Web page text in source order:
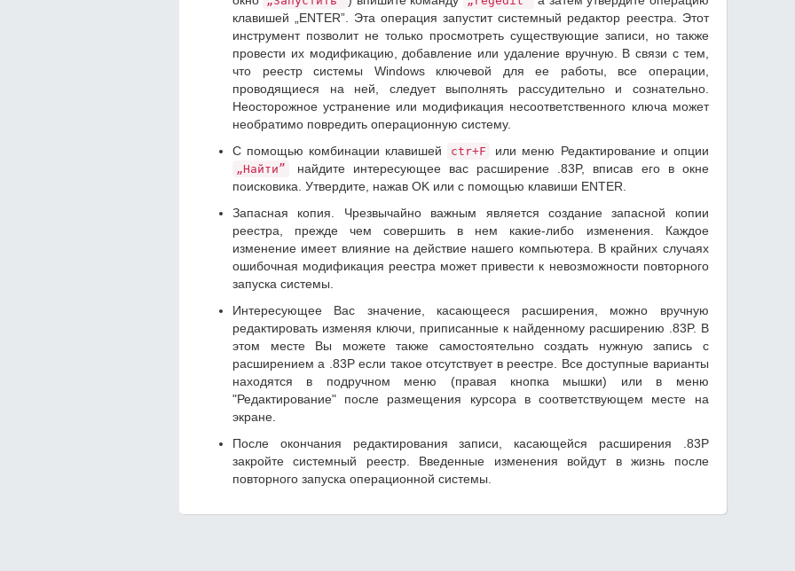
клавишей „ENTER”. Эта операция запустит системный редактор реестра. Этот
инструмент позволит не только просмотреть существующие записи, но также
провести их модификацию, добавление или удаление вручную. В связи с тем,
что реестр системы Windows ключевой для ее работы, все операции,
проводящиеся на ней, следует выполнять рассудительно и сознательно.
Неосторожное устранение или модификация несоответственного ключа может
необратимо повредить операционную систему.
С помощью комбинации клавишей
ctr+F или меню Редактирование и опции
„Найти”
найдите интересующее вас расширение .83P, вписав его в окне
поисковика. Утвердите, нажав OK или с помощью клавиши ENTER.
Запасная копия. Чрезвычайно важным является создание запасной копии
реестра, прежде чем совершить в нем какие-либо изменения. Каждое
изменение имеет влияние на действие нашего компьютера. В крайних случаях
ошибочная модификация реестра может привести к невозможности повторного
запуска системы.
Интересующее Вас значение, касающееся расширения, можно вручную
редактировать изменяя ключи, приписанные к найденному расширению .83P. В
этом месте Вы можете также самостоятельно создать нужную запись с
расширением а .83P если такое отсутствует в реестре. Все доступные варианты
находятся в подручном меню (правая кнопка мышки) или в меню
"Редактирование" после размещения курсора в соответствующем месте на
экране.
После окончания редактирования записи, касающейся расширения .83P
закройте системный реестр. Введенные изменения войдут в жизнь после
повторного запуска операционной системы.